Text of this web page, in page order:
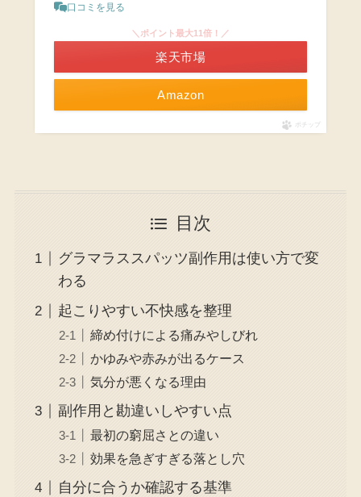
口コミを見る
Amazon
＼ポイント最大11倍！／
楽天市場
ポチップ
目次
グラマラススパッツ副作用は使い方で変
わる
起こりやすい不快感を整理
締め付けによる痛みやしびれ
かゆみや赤みが出るケース
気分が悪くなる理由
副作用と勘違いしやすい点
最初の窮屈さとの違い
効果を急ぎすぎる落とし穴
自分に合うか確認する基準